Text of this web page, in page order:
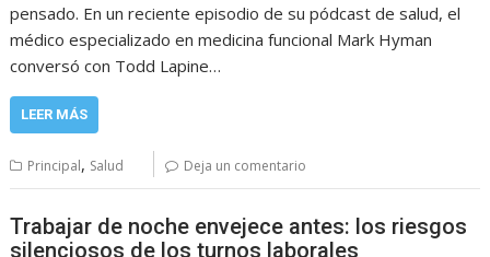
pensado. En un reciente episodio de su pódcast de salud, el
médico especializado en medicina funcional Mark Hyman
conversó con Todd Lapine…
LEER MÁS
Principal, Salud Deja un comentario
Trabajar de noche envejece antes: los riesgos
silenciosos de los turnos laborales